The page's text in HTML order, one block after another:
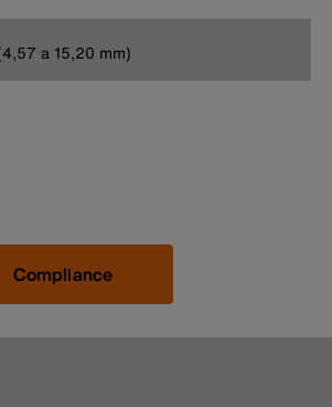
a 15,20 mm)
Compliance